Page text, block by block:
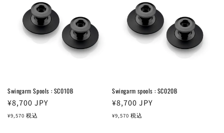
ン
Swingarm Spools : SC010B
通
常
¥8,700 JPY
¥9,570 税込
Swingarm spools : SC020B
通
常
¥8,700 JPY
¥9,570 税込